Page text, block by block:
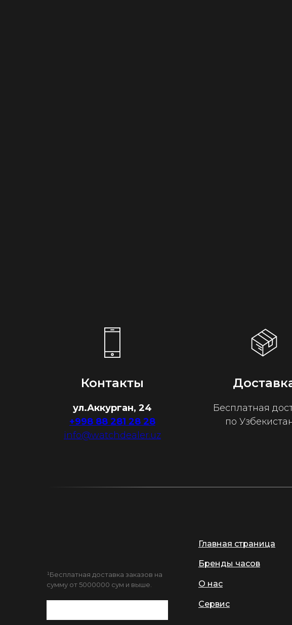
Контакты
ул.Аккурган, 24
+998 88 281 28 28
info@watchdealer.uz
Бесплатная
по
Главная страница
Бренды часов
О нас
Сервис
¹Бесплатная доставка заказов на
сумму от 5000000 сум и выше.